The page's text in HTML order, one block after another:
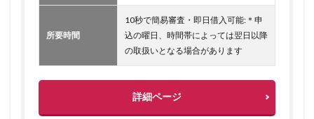
所要時間
10秒で簡易審査・即日借入可能:＊申
込の曜日、時間帯によっては翌日以降
の取扱いとなる場合があります
詳細ページ